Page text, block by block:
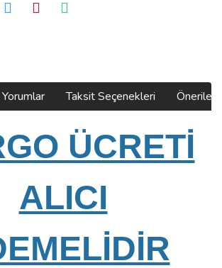
Yorumlar Taksit Seçenekleri
ÜCRETİ
ALICI